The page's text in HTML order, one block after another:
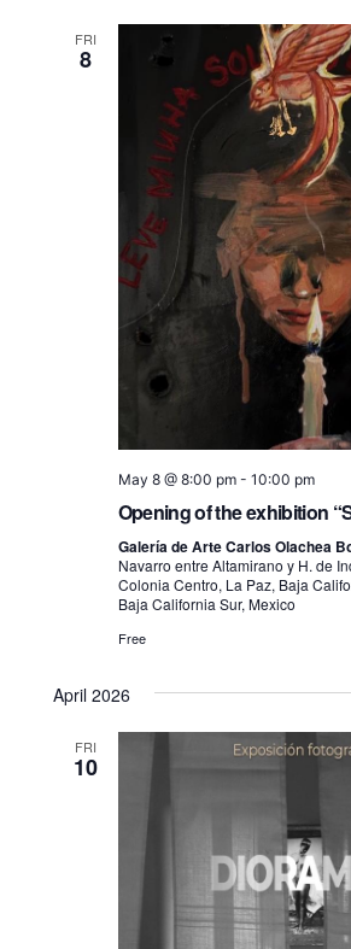
FRI
8
May 8 @ 8:00 pm- 10:00 pm
Opening of the exhibition
Galería de Arte Carlos Olachea
Navarro entre Altamirano y H. de
Colonia Centro, La Paz, Baja
Baja California Sur, Mexico
Free
April 2026
FRI
10